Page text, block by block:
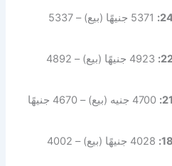
5371 جنيهًا (بيع) – 5337
4923 جنيهًا (بيع) – 4892
4700 جنيه (بيع) – 4670 جنيهًا
4028 جنيهًا (بيع) – 4002